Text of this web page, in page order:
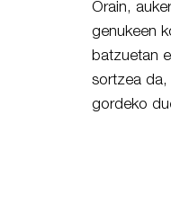
Orain,
genukeen
batzuetan
sortzea da,
gordeko